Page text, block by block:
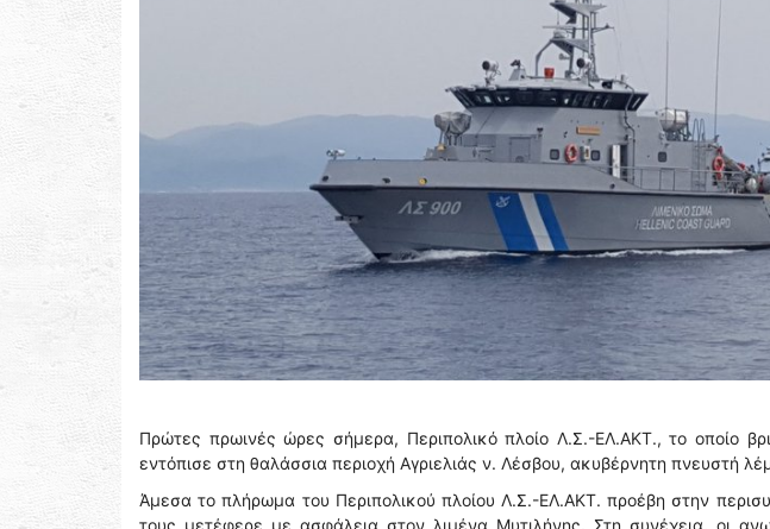
Πρώτες πρωινές ώρες σήμερα, Περιπολικό πλοίο Λ.Σ.-ΕΛ.ΑΚΤ., το οποίο
εντόπισε στη θαλάσσια περιοχή Αγριελιάς ν. Λέσβου, ακυβέρνητη πνευστή
Άμεσα το πλήρωμα του Περιπολικού πλοίου Λ.Σ.-ΕΛ.ΑΚΤ. προέβη στην